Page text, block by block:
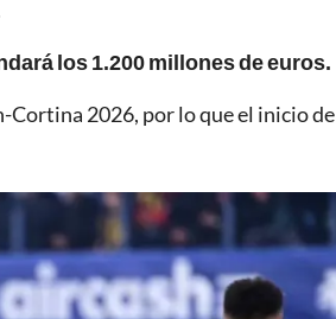
los 1.200 millones de euros.
Cortina 2026, por lo que el inicio de